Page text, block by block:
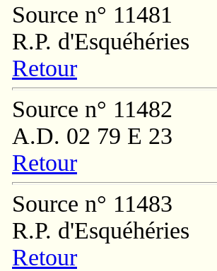
Source n° 11481
R.P. d'Esquéhéries
Retour
Source n° 11482
A.D. 02 79 E 23
Retour
Source n° 11483
R.P. d'Esquéhéries
Retour